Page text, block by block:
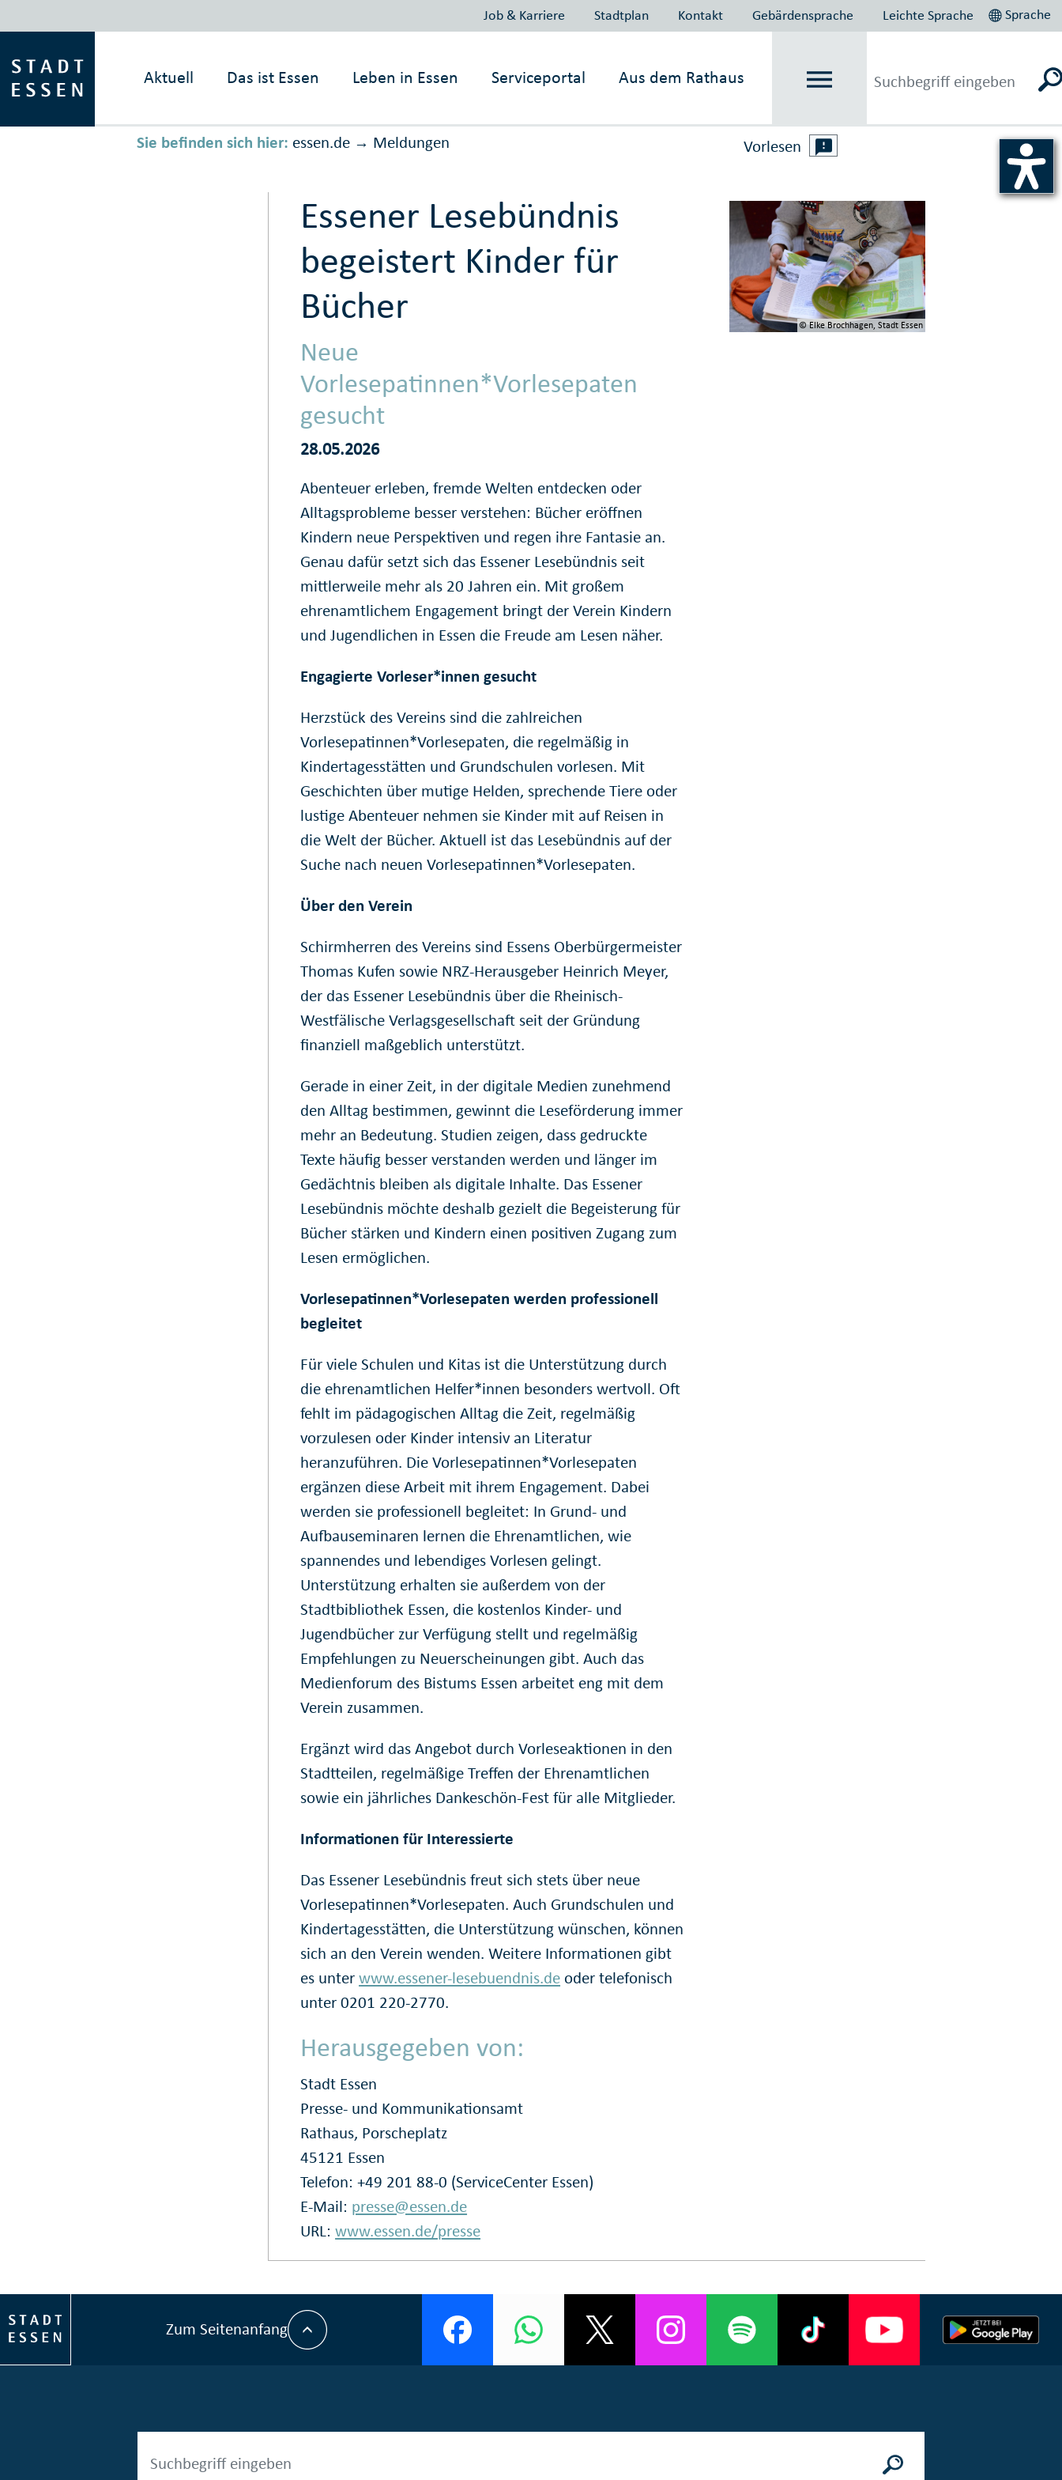
Job & Karriere Stadtplan Kontakt Gebärdensprache Leichte Sprache Sprache
Aktuell Das ist Essen Leben in Essen Serviceportal Aus dem Rathaus
Sie befinden sich hier: essen.de → Meldungen Vorlesen
Essener Lesebündnis
begeistert Kinder für
Bücher
Neue
Vorlesepatinnen*Vorlesepaten
gesucht
28.05.2026
Abenteuer erleben, fremde Welten entdecken oder
Alltagsprobleme besser verstehen: Bücher eröffnen
Kindern neue Perspektiven und regen ihre Fantasie an.
Genau dafür setzt sich das Essener Lesebündnis seit
mittlerweile mehr als 20 Jahren ein. Mit großem
ehrenamtlichem Engagement bringt der Verein Kindern
und Jugendlichen in Essen die Freude am Lesen näher.
Engagierte Vorleser*innen gesucht
Herzstück des Vereins sind die zahlreichen
Vorlesepatinnen*Vorlesepaten, die regelmäßig in
Kindertagesstätten und Grundschulen vorlesen. Mit
Geschichten über mutige Helden, sprechende Tiere oder
lustige Abenteuer nehmen sie Kinder mit auf Reisen in
die Welt der Bücher. Aktuell ist das Lesebündnis auf der
Suche nach neuen Vorlesepatinnen*Vorlesepaten.
Über den Verein
Schirmherren des Vereins sind Essens Oberbürgermeister
Thomas Kufen sowie NRZ-Herausgeber Heinrich Meyer,
der das Essener Lesebündnis über die Rheinisch-
Westfälische Verlagsgesellschaft seit der Gründung
finanziell maßgeblich unterstützt.
Gerade in einer Zeit, in der digitale Medien zunehmend
den Alltag bestimmen, gewinnt die Leseförderung immer
mehr an Bedeutung. Studien zeigen, dass gedruckte
Texte häufig besser verstanden werden und länger im
Gedächtnis bleiben als digitale Inhalte. Das Essener
Lesebündnis möchte deshalb gezielt die Begeisterung für
Bücher stärken und Kindern einen positiven Zugang zum
Lesen ermöglichen.
Vorlesepatinnen*Vorlesepaten werden professionell
begleitet
Für viele Schulen und Kitas ist die Unterstützung durch
die ehrenamtlichen Helfer*innen besonders wertvoll. Oft
fehlt im pädagogischen Alltag die Zeit, regelmäßig
vorzulesen oder Kinder intensiv an Literatur
heranzuführen. Die Vorlesepatinnen*Vorlesepaten
ergänzen diese Arbeit mit ihrem Engagement. Dabei
werden sie professionell begleitet: In Grund- und
Aufbauseminaren lernen die Ehrenamtlichen, wie
spannendes und lebendiges Vorlesen gelingt.
Unterstützung erhalten sie außerdem von der
Stadtbibliothek Essen, die kostenlos Kinder- und
Jugendbücher zur Verfügung stellt und regelmäßig
Empfehlungen zu Neuerscheinungen gibt. Auch das
Medienforum des Bistums Essen arbeitet eng mit dem
Verein zusammen.
Ergänzt wird das Angebot durch Vorleseaktionen in den
Stadtteilen, regelmäßige Treffen der Ehrenamtlichen
sowie ein jährliches Dankeschön-Fest für alle Mitglieder.
Informationen für Interessierte
Das Essener Lesebündnis freut sich stets über neue
Vorlesepatinnen*Vorlesepaten. Auch Grundschulen und
Kindertagesstätten, die Unterstützung wünschen, können
sich an den Verein wenden. Weitere Informationen gibt
es unterwww.essener-lesebuendnis.de oder telefonisch
unter 0201 220-2770.
Herausgegeben von:
Stadt Essen
Presse- und Kommunikationsamt
Rathaus, Porscheplatz
45121 Essen
Telefon: +49 201 88-0 (ServiceCenter Essen)
E-Mail: presse@essen.de
URL:www.essen.de/presse
© Elke Brochhagen, Stadt Essen
Zum Seitenanfang